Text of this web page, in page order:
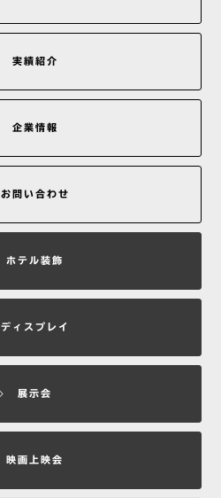
実績紹介
企業情報
お問い合わせ
ホテル装飾
ディスプレイ
展示会
映画上映会